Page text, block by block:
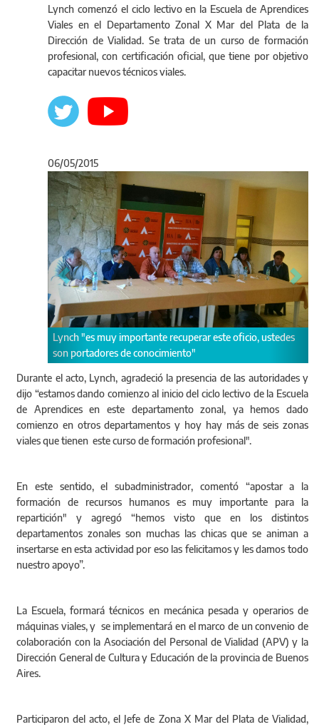
Lynch comenzó el ciclo lectivo en la Escuela de Aprendices
Viales en el Departamento Zonal X Mar del Plata de la
Dirección de Vialidad. Se trata de un curso de formación
profesional, con certificación oficial, que tiene por objetivo
capacitar nuevos técnicos viales.
06/05/2015
recuperar este oficio, ustedes
conocimiento"
Comenzó el ciclo lectivo en
Zona X Mar del Plata.
Anterior
Durante el acto, Lynch, agradeció la presencia de las autoridades y
dijo “estamos dando comienzo al inicio del ciclo lectivo de la Escuela
de Aprendices en este departamento zonal, ya hemos dado
comienzo en otros departamentos y hoy hay más de seis zonas
viales que tienen este curso de formación profesional".
En este sentido, el subadministrador, comentó “apostar a la
formación de recursos humanos es muy importante para la
repartición" y agregó “hemos visto que en los distintos
departamentos zonales son muchas las chicas que se animan a
insertarse en esta actividad por eso las felicitamos y les damos todo
nuestro apoyo”.
La Escuela, formará técnicos en mecánica pesada y operarios de
máquinas viales, y se implementará en el marco de un convenio de
colaboración con la Asociación del Personal de Vialidad (APV) y la
Dirección General de Cultura y Educación de la provincia de Buenos
Aires.
Participaron del acto, el Jefe de Zona X Mar del Plata de Vialidad,